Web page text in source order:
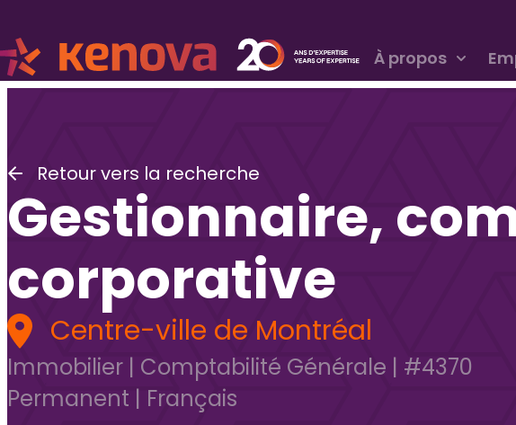
À propos
Retour vers la recherche
Gestionnaire,
corporative
Centre-ville de Montréal
Immobilier | Comptabilité Générale | #4370
Permanent | Français